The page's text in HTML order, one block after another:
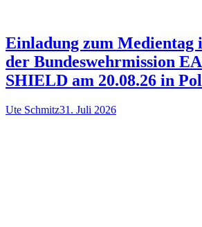
Einladung zum Medientag
der Bundeswehrmission
SHIELD am 20.08.26 in
Ute Schmitz31. Juli 2026